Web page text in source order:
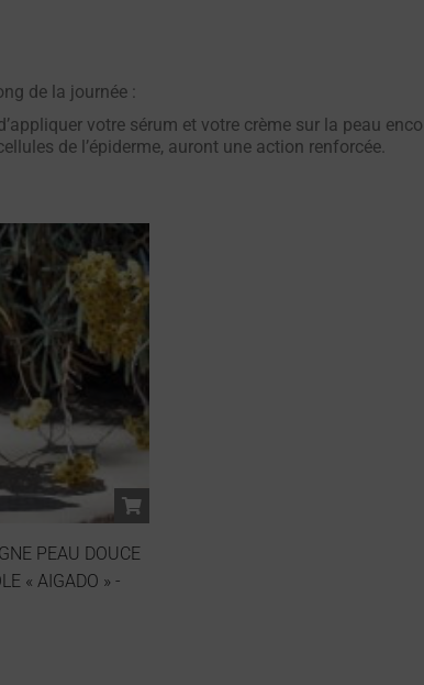
de la journée :
votre sérum et votre crème sur la peau
de l’épiderme, auront une action renforcée.
PEAU DOUCE
« AIGADO » -